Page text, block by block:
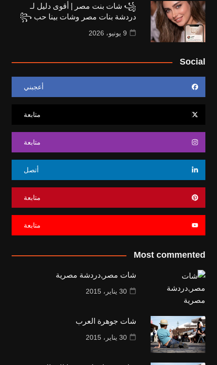
꧁ شات بنت مصر | أقوى دليل لـ
دردشة بنات مصر وشات بينا حب ꧂
9 يونيو، 2026
Social
أعجبني
متابعة
متابعة
أتصل
متابعة
متابعة
Most commented
شات مصر,دردشة مصرية
30 يناير، 2015
شات جوهرة العرب
30 يناير، 2015